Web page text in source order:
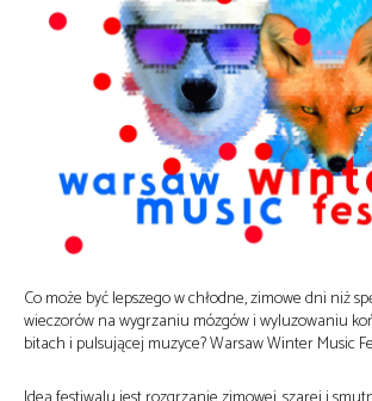
Co może być lepszego w chłodne, zimowe dni niż
wieczorów na wygrzaniu mózgów i wyluzowaniu
bitach i pulsującej muzyce? Warsaw Winter Music